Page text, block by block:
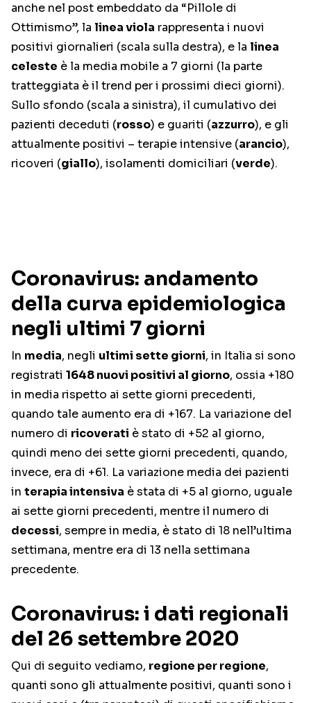
anche nel post embeddato da “Pillole di
Ottimismo”, la linea viola rappresenta i nuovi
positivi giornalieri (scala sulla destra), e la linea
celeste è la media mobile a 7 giorni (la parte
tratteggiata è il trend per i prossimi dieci giorni).
Sullo sfondo (scala a sinistra), il cumulativo dei
pazienti deceduti (rosso) e guariti (azzurro), e gli
attualmente positivi – terapie intensive (arancio),
ricoveri (giallo), isolamenti domiciliari (verde).
Coronavirus: andamento
della curva epidemiologica
negli ultimi 7 giorni
In media, negli ultimi sette giorni, in Italia si sono
registrati 1648 nuovi positivi al giorno, ossia +180
in media rispetto ai sette giorni precedenti,
quando tale aumento era di +167. La variazione del
numero di ricoverati è stato di +52 al giorno,
quindi meno dei sette giorni precedenti, quando,
invece, era di +61. La variazione media dei pazienti
in terapia intensiva è stata di +5 al giorno, uguale
ai sette giorni precedenti, mentre il numero di
decessi, sempre in media, è stato di 18 nell’ultima
settimana, mentre era di 13 nella settimana
precedente.
Coronavirus: i dati regionali
del 26 settembre 2020
Qui di seguito vediamo, regione per regione,
quanti sono gli attualmente positivi, quanti sono i